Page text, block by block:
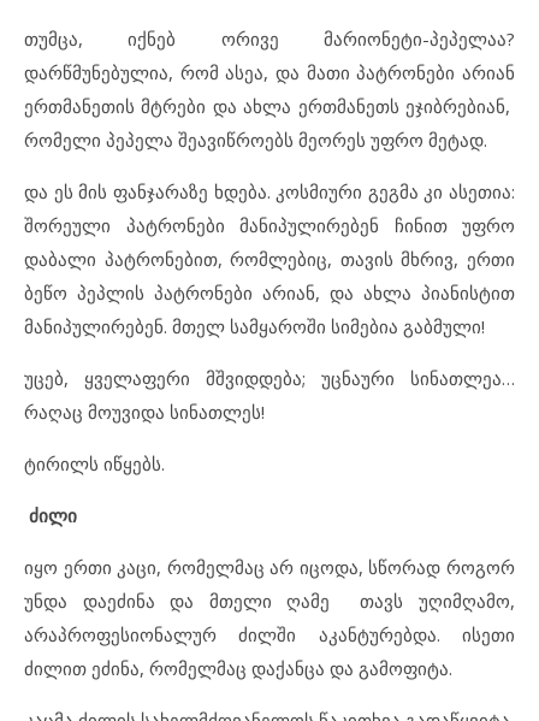
თუმცა, იქნებ ორივე მარიონეტი-პეპელაა?
დარწმუნებულია, რომ ასეა, და მათი პატრონები არიან
ერთმანეთის მტრები და ახლა ერთმანეთს ეჯიბრებიან,
რომელი პეპელა შეავიწროებს მეორეს უფრო მეტად.
და ეს მის ფანჯარაზე ხდება. კოსმიური გეგმა კი ასეთია:
შორეული პატრონები მანიპულირებენ ჩინით უფრო
დაბალი პატრონებით, რომლებიც, თავის მხრივ, ერთი
ბეწო პეპლის პატრონები არიან, და ახლა პიანისტით
მანიპულირებენ. მთელ სამყაროში სიმებია გაბმული!
უცებ, ყველაფერი მშვიდდება; უცნაური სინათლეა…
რაღაც მოუვიდა სინათლეს!
ტირილს იწყებს.
ძილი
იყო ერთი კაცი, რომელმაც არ იცოდა, სწორად როგორ
უნდა დაეძინა და მთელი ღამე თავს უღიმღამო,
არაპროფესიონალურ ძილში აკანტურებდა. ისეთი
ძილით ეძინა, რომელმაც დაქანცა და გამოფიტა.